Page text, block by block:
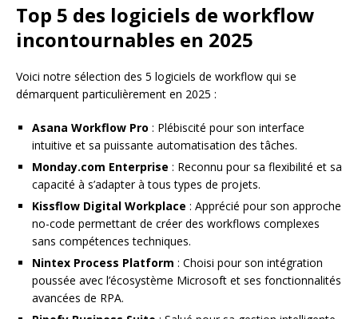
Top 5 des logiciels de workflow
incontournables en 2025
Voici notre sélection des 5 logiciels de workflow qui se
démarquent particulièrement en 2025 :
Asana Workflow Pro : Plébiscité pour son interface
intuitive et sa puissante automatisation des tâches.
Monday.com Enterprise : Reconnu pour sa flexibilité et sa
capacité à s’adapter à tous types de projets.
Kissflow Digital Workplace : Apprécié pour son approche
no-code permettant de créer des workflows complexes
sans compétences techniques.
Nintex Process Platform : Choisi pour son intégration
poussée avec l’écosystème Microsoft et ses fonctionnalités
avancées de RPA.